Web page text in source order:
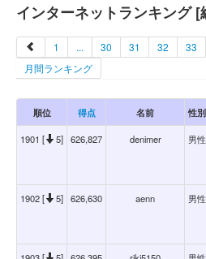
インターネットランキング
1 ... 30 31 32 33
月間ランキング
順位 得点 名前 性別
1901 [ 5] 626,827 denimer 男性
1902 [ 5] 626,630 aenn 男性